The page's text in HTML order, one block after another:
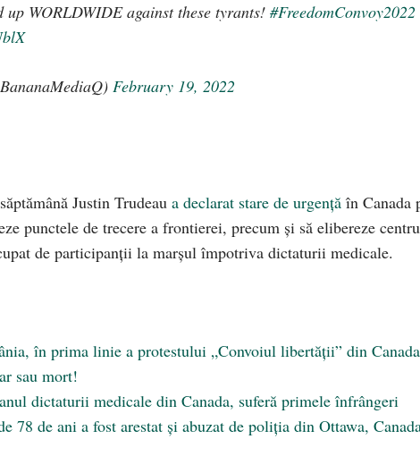
up WORLDWIDE against these tyrants! #FreedomConvoy2022
February 19, 2022
Justin Trudeau a declarat stare de urgență în Canada
punctele de trecere a frontierei, precum și să elibereze
de participanții la marșul împotriva dictaturii medicale.
în prima linie a protestului „Convoiul libertății” din
sau mort!
dictaturii medicale din Canada, suferă primele înfrângeri
78 de ani a fost arestat și abuzat de poliția din Ottawa,